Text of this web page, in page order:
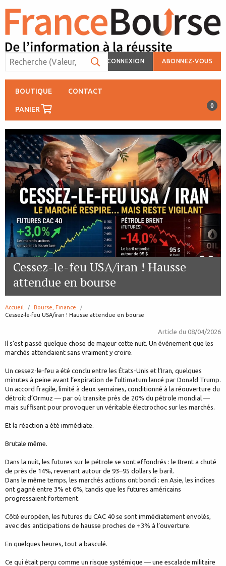
CONNEXION ABONNEZ-VOUS
BOUTIQUE CONTACT
PANIER 0
Cessez-le-feu USA/iran ! Hausse
attendue en bourse
Accueil
Bourse, Finance
page:
Cessez-le-feu USA/iran ! Hausse attendue en bourse
Article du 08/04/2026
Il s’est passé quelque chose de majeur cette nuit. Un événement que les
marchés attendaient sans vraiment y croire.
Un cessez-le-feu a été conclu entre les États-Unis et l’Iran, quelques
minutes à peine avant l’expiration de l’ultimatum lancé par Donald Trump.
Un accord fragile, limité à deux semaines, conditionné à la réouverture du
détroit d’Ormuz — par où transite près de 20% du pétrole mondial —
mais suffisant pour provoquer un véritable électrochoc sur les marchés.
Et la réaction a été immédiate.
Brutale même.
Dans la nuit, les futures sur le pétrole se sont effondrés : le Brent a chuté
de près de 14%, revenant autour de 93–95 dollars le baril.
Dans le même temps, les marchés actions ont bondi : en Asie, les indices
ont gagné entre 3% et 6%, tandis que les futures américains
progressaient fortement.
Côté européen, les futures du CAC 40 se sont immédiatement envolés,
avec des anticipations de hausse proches de +3% à l’ouverture.
En quelques heures, tout a basculé.
Ce qui était perçu comme un risque systémique — une escalade militaire